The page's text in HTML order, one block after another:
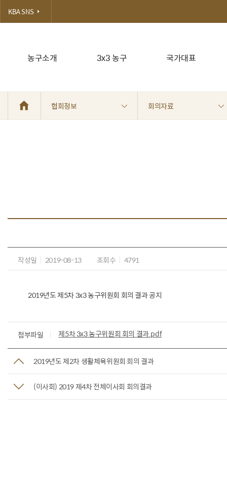
농구소개 3x3 농구 국가대표
KBA SNS
협회정보 회의자료
작성일 2019-08-13 조회수 4791
2019년도 제5차 3x3 농구위원회 회의 결과 공지
첨부파일 제5차 3x3 농구위원회 회의 결과.pdf
2019년도 제2차 생활체육위원회 회의 결과
(이사회) 2019 제4차 전체이사회 회의결과